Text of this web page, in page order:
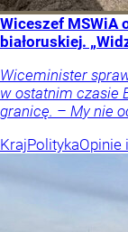
Wiceszef MSWiA
białoruskiej.
Wiceminister
w ostatnim czasie
granicę. – My nie
KrajPolitykaOpinie